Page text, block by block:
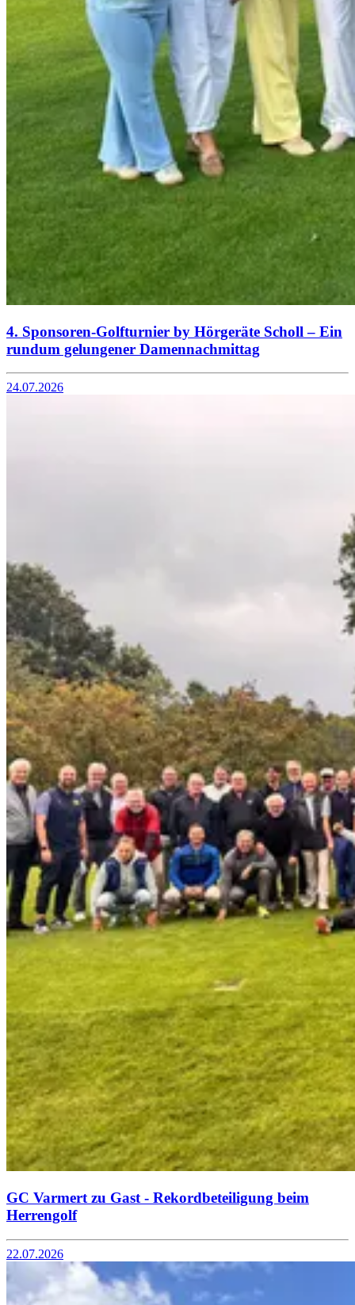
4. Sponsoren-Golfturnier by Hörgeräte Scholl – Ein
rundum gelungener Damennachmittag
24.07.2026
GC Varmert zu Gast - Rekordbeteiligung beim
Herrengolf
22.07.2026